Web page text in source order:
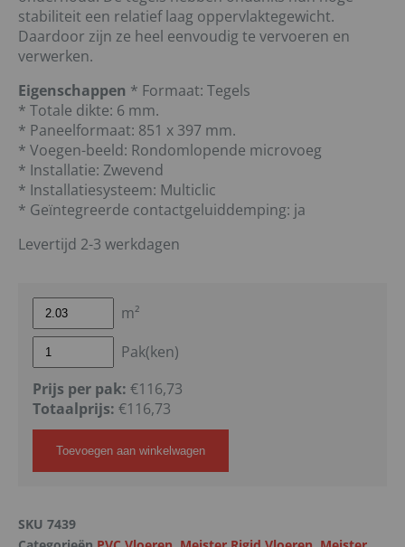
stabiliteit een relatief laag oppervlaktegewicht.
Daardoor zijn ze heel eenvoudig te vervoeren en
verwerken.
Eigenschappen * Formaat: Tegels
* Totale dikte: 6 mm.
* Paneelformaat: 851 x 397 mm.
* Voegen-beeld: Rondomlopende microvoeg
* Installatie: Zwevend
* Installatiesysteem: Multiclic
* Geïntegreerde contactgeluiddemping: ja
Levertijd 2-3 werkdagen
m²
Pak(ken)
Prijs per pak: €116,73
Totaalprijs: €116,73
Toevoegen aan winkelwagen
SKU 7439